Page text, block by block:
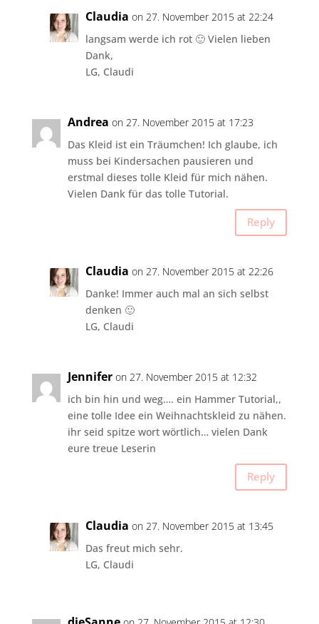
Claudia on 27. November 2015 at 22:24
langsam werde ich rot 🙂 Vielen lieben
Dank,
LG, Claudi
Andrea on 27. November 2015 at 17:23
Das Kleid ist ein Träumchen! Ich glaube, ich
muss bei Kindersachen pausieren und
erstmal dieses tolle Kleid für mich nähen.
Vielen Dank für das tolle Tutorial.
Reply
Claudia on 27. November 2015 at 22:26
Danke! Immer auch mal an sich selbst
denken 🙂
LG, Claudi
Jennifer on 27. November 2015 at 12:32
ich bin hin und weg…. ein Hammer Tutorial,,
eine tolle Idee ein Weihnachtskleid zu nähen.
ihr seid spitze wort wörtlich… vielen Dank
eure treue Leserin
Reply
Claudia on 27. November 2015 at 13:45
Das freut mich sehr.
LG, Claudi